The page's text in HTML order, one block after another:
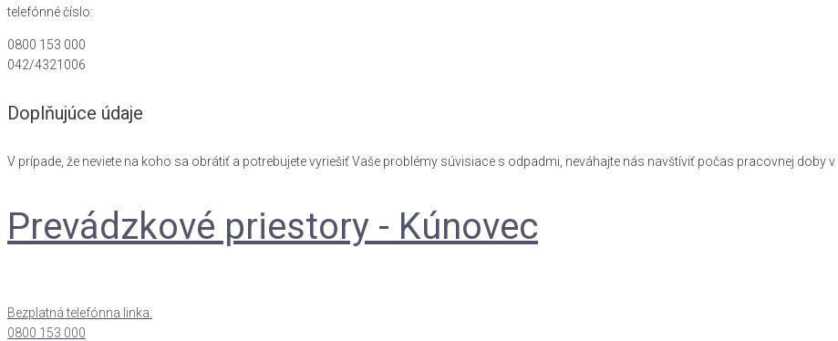
telefónné číslo:
0800 153 000
042/4321006
Doplňujúce údaje
V prípade, že neviete na koho sa obrátiť a potrebujete vyriešiť Vaše problémy súvisiace s odpadmi, neváhajte nás navštíviť počas pracovnej doby
Prevádzkové priestory - Kúnovec
Bezplatná telefónna linka:
0800 153 000